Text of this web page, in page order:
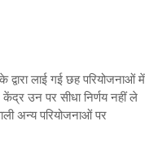
द्वारा लाई गई छह परियोजनाओं में
उन पर सीधा निर्णय नहीं ले
अन्य परियोजनाओं पर